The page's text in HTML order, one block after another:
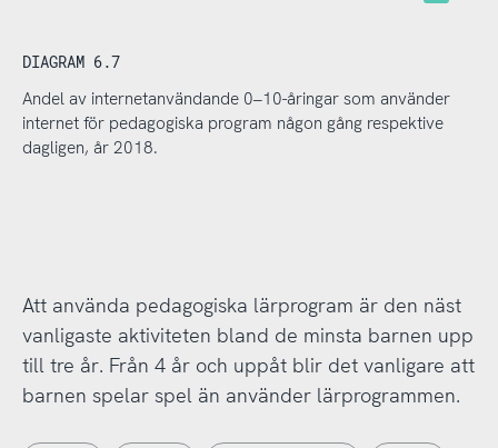
DIAGRAM 6.7
Andel av internetanvändande 0–10-åringar som använder
internet för pedagogiska program någon gång respektive
dagligen, år 2018.
Att använda pedagogiska lärprogram är den näst
vanligaste aktiviteten bland de minsta barnen upp
till tre år. Från 4 år och uppåt blir det vanligare att
barnen spelar spel än använder lärprogrammen.